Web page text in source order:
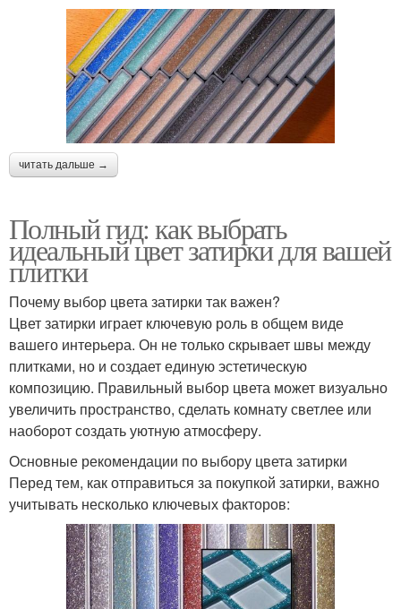
читать дальше →
Полный гид: как выбрать
идеальный цвет затирки для вашей
плитки
Почему выбор цвета затирки так важен?
Цвет затирки играет ключевую роль в общем виде
вашего интерьера. Он не только скрывает швы между
плитками, но и создает единую эстетическую
композицию. Правильный выбор цвета может визуально
увеличить пространство, сделать комнату светлее или
наоборот создать уютную атмосферу.
Основные рекомендации по выбору цвета затирки
Перед тем, как отправиться за покупкой затирки, важно
учитывать несколько ключевых факторов: